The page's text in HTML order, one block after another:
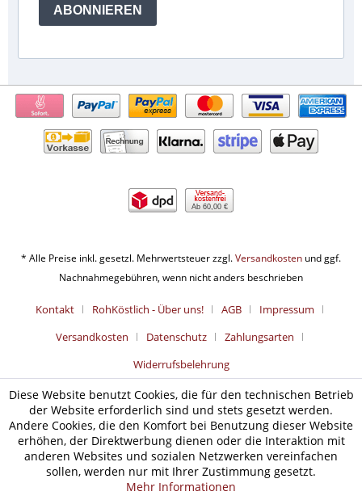
ABONNIEREN
Ab 60,00 €
* Alle Preise inkl. gesetzl. Mehrwertsteuer zzgl.Versandkosten und ggf.
Nachnahmegebühren, wenn nicht anders beschrieben
Kontakt RohKöstlich - Über uns! AGB
Impressum
Versandkosten
Datenschutz
Zahlungsarten
Widerrufsbelehrung
Diese Website benutzt Cookies, die für den technischen Betrieb
der Website erforderlich sind und stets gesetzt werden.
Andere Cookies, die den Komfort bei Benutzung dieser Website
erhöhen, der Direktwerbung dienen oder die Interaktion mit
anderen Websites und sozialen Netzwerken vereinfachen
sollen, werden nur mit Ihrer Zustimmung gesetzt.
Mehr Informationen